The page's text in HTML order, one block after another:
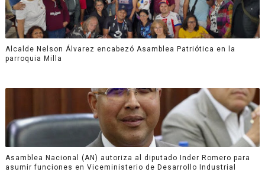
Alcalde Nelson Álvarez encabezó Asamblea Patriótica en la
parroquia Milla
Asamblea Nacional (AN) autoriza al diputado Inder Romero para
asumir funciones en Viceministerio de Desarrollo Industrial